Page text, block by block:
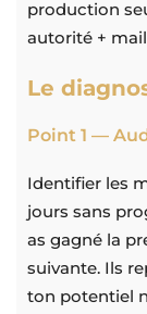
production
autorité +
Le
Point 1 —
Identifier les
jours sans
as gagné la
suivante. Ils
ton potentiel